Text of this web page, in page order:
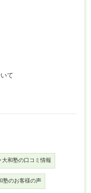
て
和塾の口コミ情報
塾のお客様の声